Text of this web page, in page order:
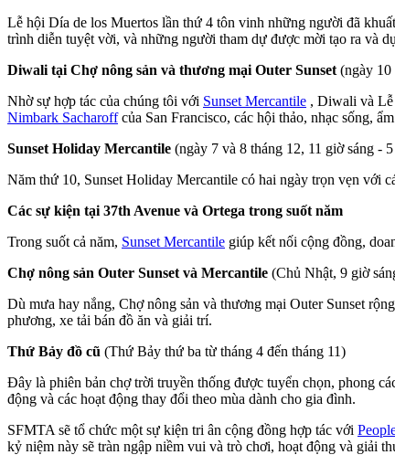
Lễ hội Día de los Muertos lần thứ 4 tôn vinh những người đã
trình diễn tuyệt vời, và những người tham dự được mời tạo ra và
Diwali tại Chợ nông sản và thương mại Outer Sunset (ngày 10
Nhờ sự hợp tác của chúng tôi với Sunset Mercantile , Diwali và Lễ
Nimbark Sacharoffcủa San Francisco, các hội thảo, nhạc sống,
Sunset Holiday Mercantile (ngày 7 và 8 tháng 12, 11 giờ sáng -
Năm thứ 10, Sunset Holiday Mercantile có hai ngày trọn vẹn với
Các sự kiện tại 37th Avenue và Ortega trong suốt năm
Trong suốt cả năm, Sunset Mercantile giúp kết nối cộng đồng,
Chợ nông sản Outer Sunset và Mercantile (Chủ Nhật, 9 giờ
Dù mưa hay nắng, Chợ nông sản và thương mại Outer Sunset
phương, xe tải bán đồ ăn và giải trí.
Thứ Bảy đồ cũ (Thứ Bảy thứ ba từ tháng 4 đến tháng 11)
Đây là phiên bản chợ trời truyền thống được tuyển chọn, phong
động và các hoạt động thay đổi theo mùa dành cho gia đình.
SFMTA sẽ tổ chức một sự kiện tri ân cộng đồng hợp tác với
kỷ niệm này sẽ tràn ngập niềm vui và trò chơi, hoạt động và giải